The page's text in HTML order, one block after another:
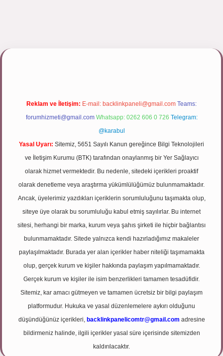
Reklam ve İletişim: E-mail: backlinkpaneli@gmail.com Teams:
forumhizmeti@gmail.com Whatsapp: 0262 606 0 726 Telegram:
@karabul
Yasal Uyarı: Sitemiz, 5651 Sayılı Kanun gereğince Bilgi Teknolojileri
ve İletişim Kurumu (BTK) tarafından onaylanmış bir Yer Sağlayıcı
olarak hizmet vermektedir. Bu nedenle, sitedeki içerikleri proaktif
olarak denetleme veya araştırma yükümlülüğümüz bulunmamaktadır.
Ancak, üyelerimiz yazdıkları içeriklerin sorumluluğunu taşımakta olup,
siteye üye olarak bu sorumluluğu kabul etmiş sayılırlar. Bu internet
sitesi, herhangi bir marka, kurum veya şahıs şirketi ile hiçbir bağlantısı
bulunmamaktadır. Sitede yalnızca kendi hazırladığımız makaleler
paylaşılmaktadır. Burada yer alan içerikler haber niteliği taşımamakta
olup, gerçek kurum ve kişiler hakkında paylaşım yapılmamaktadır.
Gerçek kurum ve kişiler ile isim benzerlikleri tamamen tesadüfidir.
Sitemiz, kar amacı gütmeyen ve tamamen ücretsiz bir bilgi paylaşım
platformudur. Hukuka ve yasal düzenlemelere aykırı olduğunu
düşündüğünüz içerikleri, backlinkpanelicomtr@gmail.com adresine
bildirmeniz halinde, ilgili içerikler yasal süre içerisinde sitemizden
kaldırılacaktır.